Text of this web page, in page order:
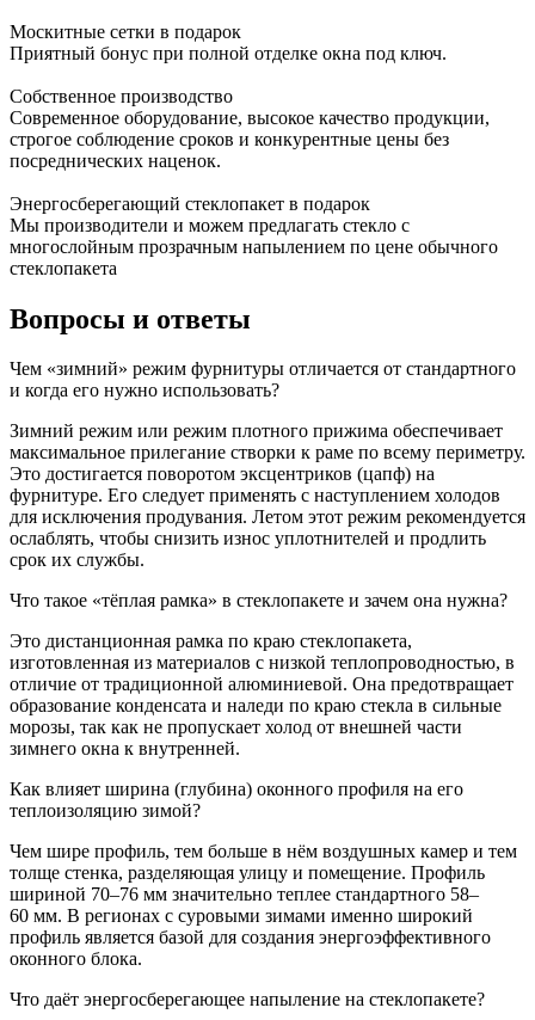
Москитные сетки в подарок
Приятный бонус при полной отделке окна под ключ.
Собственное производство
Современное оборудование, высокое качество продукции,
строгое соблюдение сроков и конкурентные цены без
посреднических наценок.
Энергосберегающий стеклопакет в подарок
Мы производители и можем предлагать стекло с
многослойным прозрачным напылением по цене обычного
стеклопакета
Вопросы и ответы
Чем «зимний» режим фурнитуры отличается от стандартного
и когда его нужно использовать?
Зимний режим или режим плотного прижима обеспечивает
максимальное прилегание створки к раме по всему периметру.
Это достигается поворотом эксцентриков (цапф) на
фурнитуре. Его следует применять с наступлением холодов
для исключения продувания. Летом этот режим рекомендуется
ослаблять, чтобы снизить износ уплотнителей и продлить
срок их службы.
Что такое «тёплая рамка» в стеклопакете и зачем она нужна?
Это дистанционная рамка по краю стеклопакета,
изготовленная из материалов с низкой теплопроводностью, в
отличие от традиционной алюминиевой. Она предотвращает
образование конденсата и наледи по краю стекла в сильные
морозы, так как не пропускает холод от внешней части
зимнего окна к внутренней.
Как влияет ширина (глубина) оконного профиля на его
теплоизоляцию зимой?
Чем шире профиль, тем больше в нём воздушных камер и тем
толще стенка, разделяющая улицу и помещение. Профиль
шириной 70–76 мм значительно теплее стандартного 58–
60 мм. В регионах с суровыми зимами именно широкий
профиль является базой для создания энергоэффективного
оконного блока.
Что даёт энергосберегающее напыление на стеклопакете?